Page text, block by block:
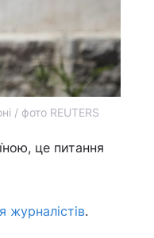
/ фото REUTERS
це питання
журналістів.